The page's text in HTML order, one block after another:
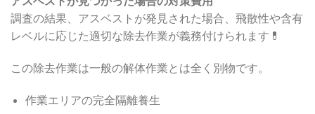
調査の結果、アスベストが発見された場合、飛散性や含有
レベルに応じた適切な除去作業が義務付けられます💊
この除去作業は一般の解体作業とは全く別物です。
作業エリアの完全隔離養生